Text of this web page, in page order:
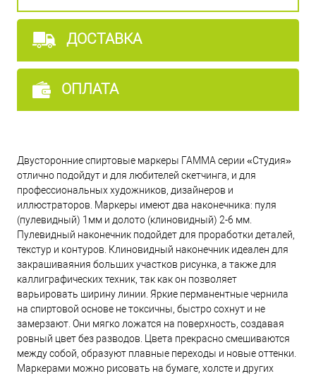
ДОСТАВКА
ОПЛАТА
Двусторонние спиртовые маркеры ГАММА серии «Студия»
отлично подойдут и для любителей скетчинга, и для
профессиональных художников, дизайнеров и
иллюстраторов. Маркеры имеют два наконечника: пуля
(пулевидный) 1мм и долото (клиновидный) 2-6 мм.
Пулевидный наконечник подойдет для проработки деталей,
текстур и контуров. Клиновидный наконечник идеален для
закрашиваяния больших участков рисунка, а также для
каллиграфических техник, так как он позволяет
варьировать ширину линии. Яркие перманентные чернила
на спиртовой основе не токсичны, быстро сохнут и не
замерзают. Они мягко ложатся на поверхность, создавая
ровный цвет без разводов. Цвета прекрасно смешиваются
между собой, образуют плавные переходы и новые оттенки.
Маркерами можно рисовать на бумаге, холсте и других